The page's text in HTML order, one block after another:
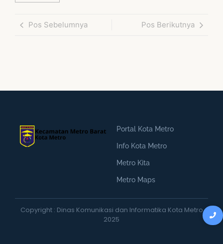
Pos Sebelumnya Pos Berikutnya
Portal Kota Metro
Info Kota Metro
Metro Kita
Metro Maps
Copyright : Dinas Komunikasi dan Informatika Kota Metro
2025